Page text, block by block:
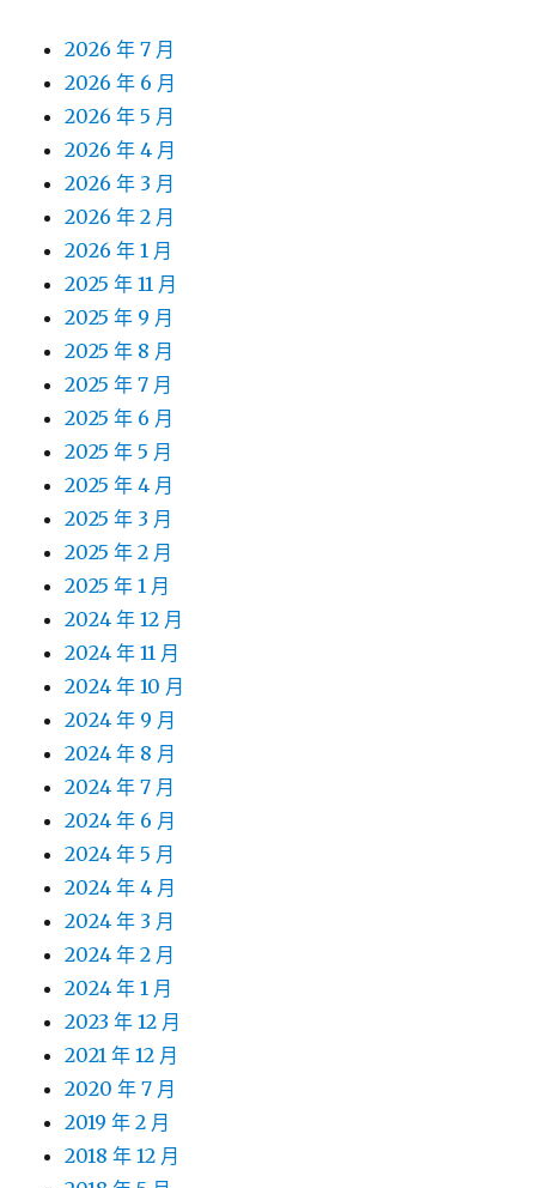
2026 年 7 月
2026 年 6 月
2026 年 5 月
2026 年 4 月
2026 年 3 月
2026 年 2 月
2026 年 1 月
2025 年 11 月
2025 年 9 月
2025 年 8 月
2025 年 7 月
2025 年 6 月
2025 年 5 月
2025 年 4 月
2025 年 3 月
2025 年 2 月
2025 年 1 月
2024 年 12 月
2024 年 11 月
2024 年 10 月
2024 年 9 月
2024 年 8 月
2024 年 7 月
2024 年 6 月
2024 年 5 月
2024 年 4 月
2024 年 3 月
2024 年 2 月
2024 年 1 月
2023 年 12 月
2021 年 12 月
2020 年 7 月
2019 年 2 月
2018 年 12 月